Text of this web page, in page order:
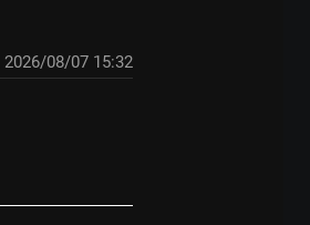
2026/08/07 15:32